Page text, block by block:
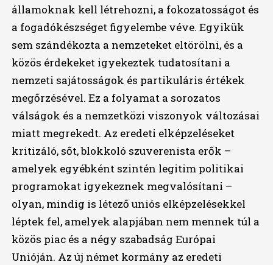
államoknak kell létrehozni, a fokozatosságot és
a fogadókészséget figyelembe véve. Egyikük
sem szándékozta a nemzeteket eltörölni, és a
közös érdekeket igyekeztek tudatosítani a
nemzeti sajátosságok és partikuláris értékek
megőrzésével. Ez a folyamat a sorozatos
válságok és a nemzetközi viszonyok változásai
miatt megrekedt. Az eredeti elképzeléseket
kritizáló, sőt, blokkoló szuverenista erők –
amelyek egyébként szintén legitim politikai
programokat igyekeznek megvalósítani –
olyan, mindig is létező uniós elképzelésekkel
léptek fel, amelyek alapjában nem mennek túl a
közös piac és a négy szabadság Európai
Unióján. Az új német kormány az eredeti